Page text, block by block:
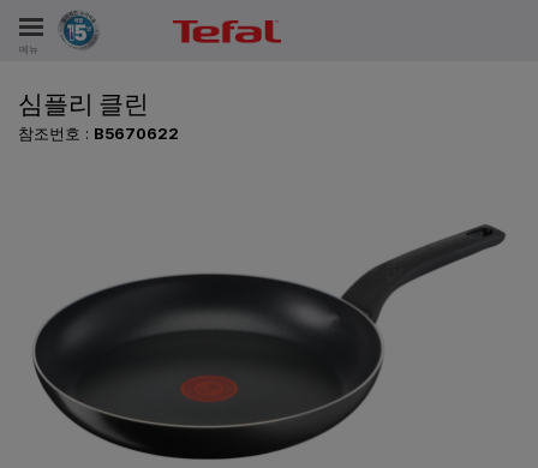
메뉴
심플리 클린
참조번호 : B5670622